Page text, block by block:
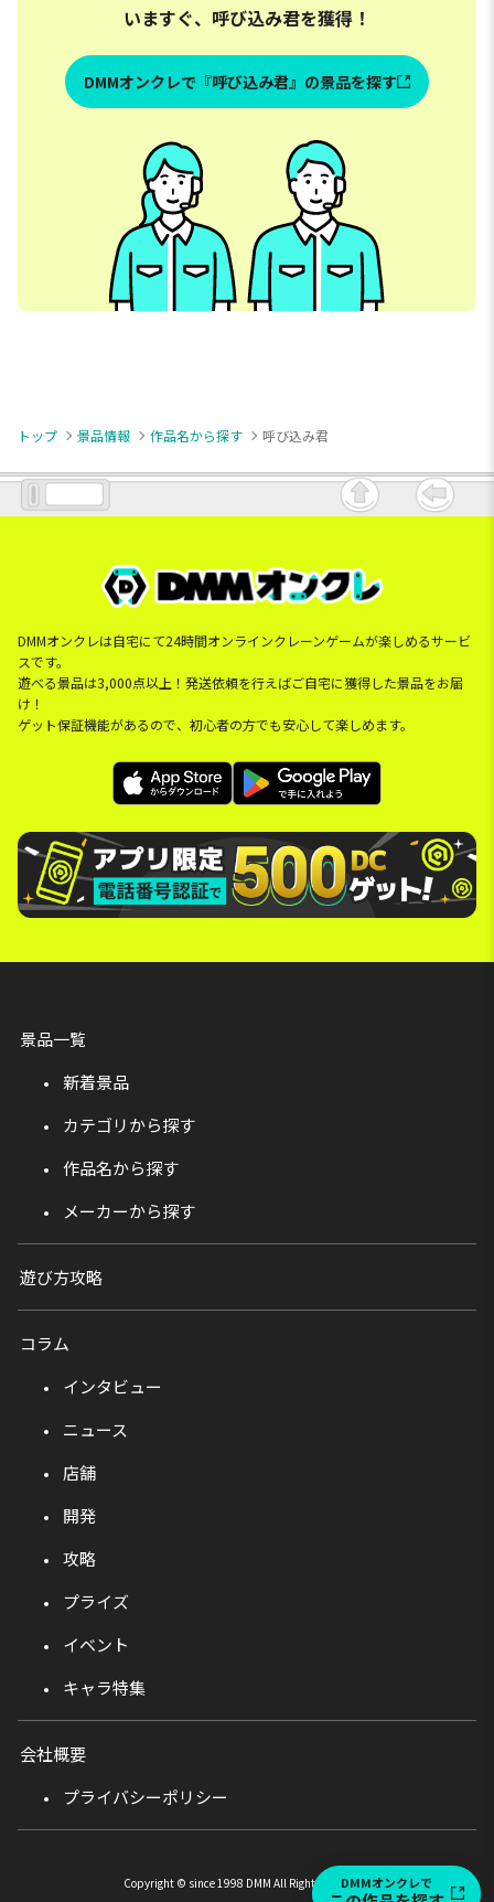
いますぐ、呼び込み君を獲得！
DMMオンクレで『呼び込み君』の景品を探す
トップ 景品情報 作品名から探す 呼び込み君
DMMオンクレは自宅にて24時間オンラインクレーンゲームが楽しめるサービ
スです。
遊べる景品は3,000点以上！発送依頼を行えばご自宅に獲得した景品をお届
け！
ゲット保証機能があるので、初心者の方でも安心して楽しめます。
DMMオンクレで
景品一覧
新着景品
カテゴリから探す
作品名から探す
メーカーから探す
遊び方攻略
コラム
インタビュー
ニュース
店舗
開発
攻略
プライズ
イベント
キャラ特集
会社概要
プライバシーポリシー
Copyright © since 1998 DMM All Rights Reserved.